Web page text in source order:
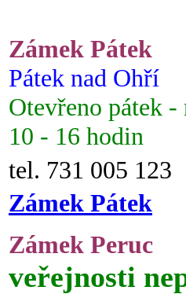
Zámek Pátek
Pátek nad Ohří
Otevřeno pátek -
10 - 16 hodin
tel. 731 005 123
Zámek Pátek
Zámek Peruc
veřejnosti